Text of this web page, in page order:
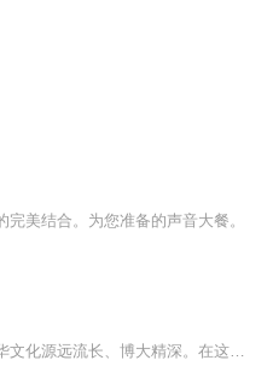
美结合。为您准备的声音大餐。